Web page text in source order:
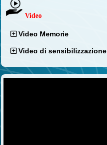
Video
Video Memorie
Video di sensibilizzazione